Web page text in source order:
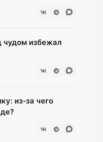
чудом избежал
из‑за чего